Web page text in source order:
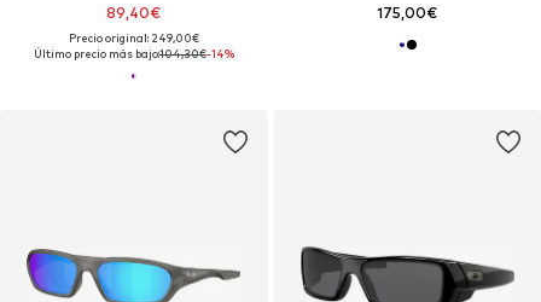
89,40€
Precio original: 249,00€
Último precio más bajo:104,30€-14%
175,00€